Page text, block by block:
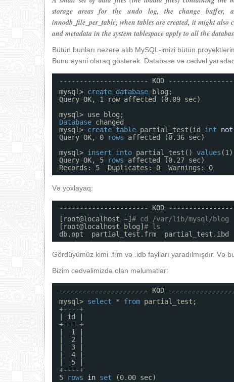
storage areas for the undo log, the change buffer,
innodb_file_per_table, when tables are created, it might
and metadata in the system tablespace apply to all the
Bütün bunları nəzərə alıb MySQL-imizi bütün
Bunu əyani olaraq göstərək. Database və cədvəl
---------------------- KOD
mysql> create database
blog;
Query OK, 1 row affected (0.09 sec)
mysql> use blog;
Database changed
mysql> create table partial_test(id int not
Query OK, 0
rows
affected (0.36 sec)
mysql> insert into partial_test() values
Query OK, 5
rows
affected (0.27 sec)
Records: 5  Duplicates: 0  Warnings: 0
Və yoxlayaq:
---------------------- KOD
[root@localhost ~] # cd /var/lib/mysql/blog
[root@localhost blog] # ls
db.opt  partial_test.frm  partial_test.ibd
Gördüyümüz kimi .frm və .idb faylları yaradılmışdır. Və
Bizim cədvəlimizdə olan məlumatlar:
---------------------- KOD
mysql> select * from partial_test;
+----+
| id |
+----+
|  1 |
|  2 |
|  3 |
|  4 |
|  5 |
+----+
5
rows in set (0.00 sec)